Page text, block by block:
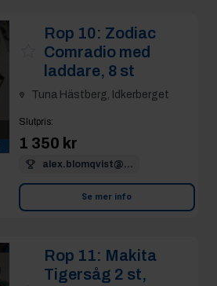
Rop 10: Zodiac
Comradio med
laddare, 8 st
Tuna Hästberg, Idkerberget
Slutpris:
1 350 kr
alex.blomqvist@...
Se mer info
Rop 11: Makita
Tigersåg 2 st,